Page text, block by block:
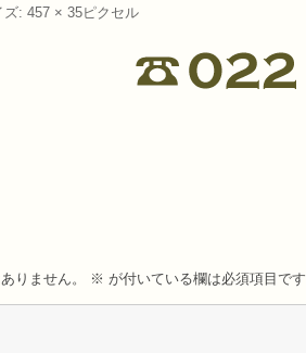
ズ:457 × 35 ピクセル
りません。 ※ が付いている欄は必須項目です